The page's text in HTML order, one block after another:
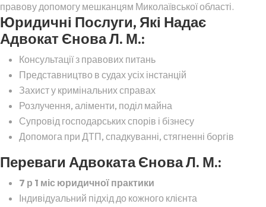
правову допомогу мешканцям Миколаївської області.
Юридичні Послуги, Які Надає
Адвокат Єнова Л. М.:
Консультації з правових питань
Представництво в судах усіх інстанцій
Захист у кримінальних справах
Розлучення, аліменти, поділ майна
Супровід господарських спорів і бізнесу
Допомога при ДТП, спадкуванні, стягненні боргів
Переваги Адвоката Єнова Л. М.:
7 р 1 міс юридичної практики
Індивідуальний підхід до кожного клієнта